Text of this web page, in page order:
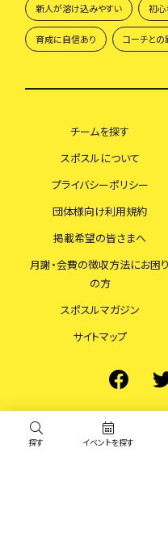
新人が溶け込みやすい 初
育成に自信あり コーチと
チームを探す
スポスルについて
プライバシーポリシー
団体様向け利用規約
掲載希望の皆さまへ
月謝・会費の徴収方法にお困り
の方
スポスルマガジン
サイトマップ
探す イベントを探す